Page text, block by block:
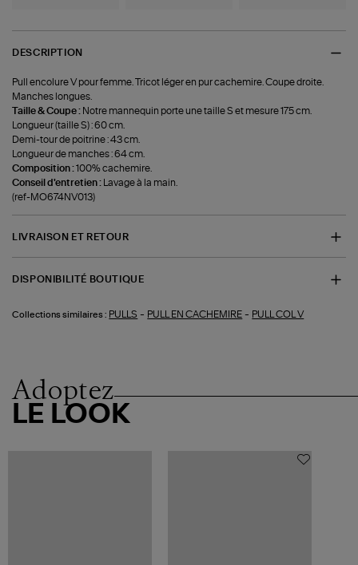
DESCRIPTION
Pull encolure V pour femme. Tricot léger en pur cachemire. Coupe droite.
Manches longues.
Taille & Coupe : Notre mannequin porte une taille S et mesure 175 cm.
Longueur (taille S) : 60 cm.
Demi-tour de poitrine : 43 cm.
Longueur de manches : 64 cm.
Composition :100% cachemire.
Conseil d'entretien :
Lavage à la main.
(ref-MO674NV013)
LIVRAISON ET RETOUR
DISPONIBILITÉ BOUTIQUE
Collections similaires : PULLS - PULL EN CACHEMIRE - PULL COL V
Adoptez
LE LOOK